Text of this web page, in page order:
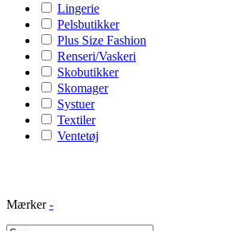
Lingerie
Pelsbutikker
Plus Size Fashion
Renseri/Vaskeri
Skobutikker
Skomager
Systuer
Textiler
Ventetøj
Mærker -